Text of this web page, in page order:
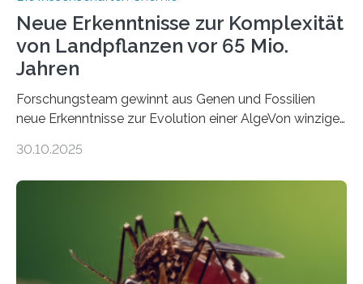
Neue Erkenntnisse zur Komplexität
von Landpflanzen vor 65 Mio.
Jahren
Forschungsteam gewinnt aus Genen und Fossilien
neue Erkenntnisse zur Evolution einer AlgeVon winzigen
Landpflanzen zählen zu den komplexesten
Grünalgen, die vor Hunderten von Millionen Jahren
lebten. Unter den Vorfahren sticht eine Gruppe heraus,
die noch heute in der Natur vorkommt: die
Süßwasseralge Coleochaetophyceae. Einige Arten
30.10.2025